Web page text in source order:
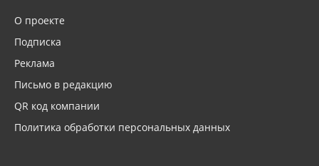
О проекте
Подписка
Реклама
Письмо в редакцию
QR код компании
Политика обработки персональных данных